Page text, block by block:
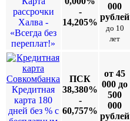
рассрочки
Халва -
«Всегда без
переплат!»
-
14,205%
000
рублей
до 10
лет
Кредитная
карта 180
дней без % с
ПСК
38,380%
-
60,757%
от 45
000 до
500
000
рублей